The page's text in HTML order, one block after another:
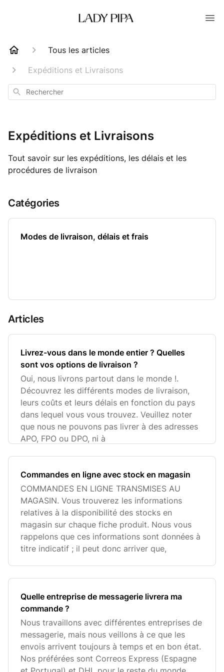
Tous les articles
Expéditions et Livraisons
Rechercher
Expéditions et Livraisons
Tout savoir sur les expéditions, les délais et les
procédures de livraison
Catégories
Modes de livraison, délais et frais
Articles
Livrez-vous dans le monde entier ? Quelles
sont vos options de livraison ?
Oui, nous livrons partout dans le monde !.
Découvrez les différents modes de livraison,
leurs coûts et leurs délais en fonction du pays
dans lequel vous vous trouvez. Veuillez noter
que nous ne pouvons pas livrer à des adresses
APO, FPO ou DPO, ni à
Commandes en ligne avec stock en magasin
COMMANDES EN LIGNE TRANSMISES AU
MAGASIN. Vous trouverez les informations
relatives à la disponibilité des stocks en
magasin sur chaque fiche produit. Nous vous
rappelons que ces informations sont données à
titre indicatif ; il peut donc arriver que,
Quelle entreprise de messagerie livrera ma
commande ?
Nous travaillons avec différentes entreprises de
messagerie, mais nous veillons à ce que les
envois arrivent toujours à temps et en bon état.
Nos préférées sont Correos Express (Espagne